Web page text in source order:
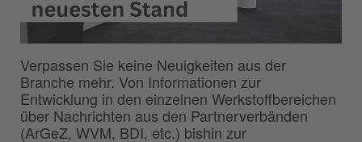
Verpassen Sie keine Neuigkeiten aus der
Branche mehr. Von Informationen zur
Entwicklung in den einzelnen Werkstoffbereichen
über Nachrichten aus den Partnerverbänden
(ArGeZ, WVM, BDI, etc.) bishin zur